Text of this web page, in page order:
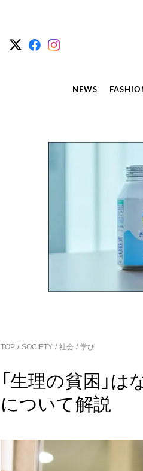
NEWS
TOP SOCIETY 社会 学び
「生理の貧困」
について解説